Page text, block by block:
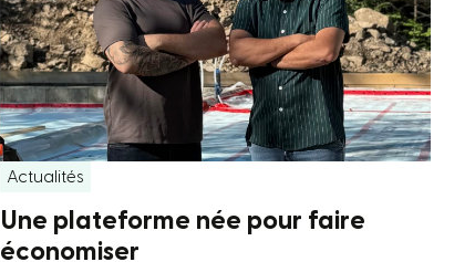
Actualités
Une plateforme née pour faire
économiser